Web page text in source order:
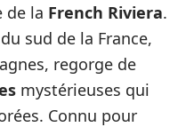
de la French Riviera.
sud de la France,
regorge de
mystérieuses qui
Connu pour